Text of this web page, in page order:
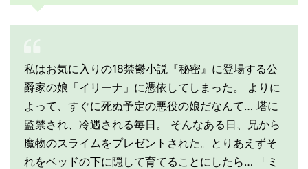
私はお気に入りの18禁鬱小説『秘密』に登場する公
爵家の娘「イリーナ」に憑依してしまった。 よりに
よって、すぐに死ぬ予定の悪役の娘だなんて… 塔に
監禁され、冷遇される毎日。 そんなある日、兄から
魔物のスライムをプレゼントされた。とりあえずそ
れをベッドの下に隠して育てることにしたら… 「ミ